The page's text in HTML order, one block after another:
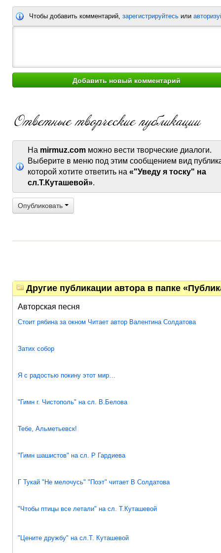
Чтобы добавить комментарий, зарегистрируйтесь или
На mirmuz.com можно вести творческие диалоги.
Выберите в меню под этим сообщением вид
которой хотите ответить на «"Уведу я тоску" на
сл.Т.Куташевой».
Опубликовать
Другие публикации автора в папке
Авторская песня
Стоит рябина за окном Читает автор Валентина Солдатова
Затих собор
Я с радостью покину этот мир…
"Гимн г. Чистополь" на сл. В.Белова
Тебе, Альметьевск!
"Гимн шашистов" на сл. Р Гардиева
Г Тукай "Не мелочусь" "Поэт" читает В Солдатова
"Чтобы птицы все летали" на сл. Т.Куташевой
"Цените дружбу" на сл.Т. Куташевой